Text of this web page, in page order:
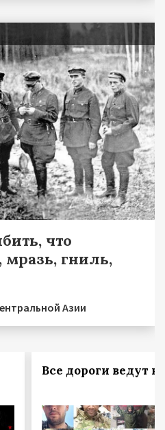
что
мразь, гниль,
Азии
Все дороги ведут в